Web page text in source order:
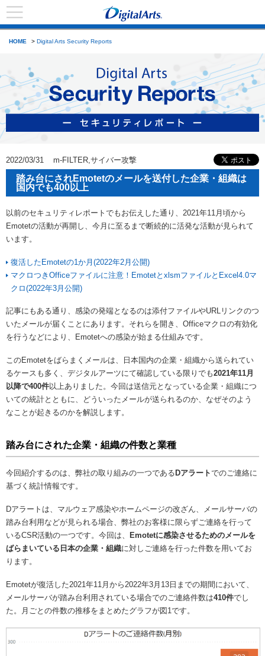
HOME > Digital Arts Security Reports
2022/03/31 m-FILTER,サイバー攻撃
踏み台にされEmotetのメールを送付した企業・組織は
国内でも400以上
以前のセキュリティレポートでもお伝えした通り、2021年11月頃から
Emotetの活動が再開し、今月に至るまで断続的に活発な活動が見られて
います。
復活したEmotetの1か月(2022年2月公開)
マクロつきOfficeファイルに注意！EmotetとxlsmファイルとExcel4.0マ
クロ(2022年3月公開)
記事にもある通り、感染の発端となるのは添付ファイルやURLリンクのつ
いたメールが届くことにあります。それらを開き、Officeマクロの有効化
を行うなどにより、Emotetへの感染が始まる仕組みです。
このEmotetをばらまくメールは、日本国内の企業・組織から送られてい
るケースも多く、デジタルアーツにて確認している限りでも2021年11月
以降で400件以上ありました。今回は送信元となっている企業・組織につ
いての統計とともに、どういったメールが送られるのか、なぜそのよう
なことが起きるのかを解説します。
踏み台にされた企業・組織の件数と業種
今回紹介するのは、弊社の取り組みの一つである Dアラートでのご連絡に
基づく統計情報です。
Dアラートは、マルウェア感染やホームページの改ざん、メールサーバの
踏み台利用などが見られる場合、弊社のお客様に限らずご連絡を行って
いるCSR活動の一つです。今回は、
Emotetに感染させるためのメールを
ばらまいている日本の企業・組織に対しご連絡を行った件数を用いてお
ります。
Emotetが復活した2021年11月から2022年3月13日までの期間において、
メールサーバが踏み台利用されている場合でのご連絡件数は410件でし
た。月ごとの件数の推移をまとめたグラフが図1です。